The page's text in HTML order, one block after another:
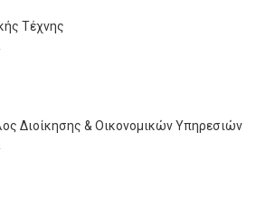
Τέχνης
Διοίκησης & Οικονομικών Υπηρεσιών